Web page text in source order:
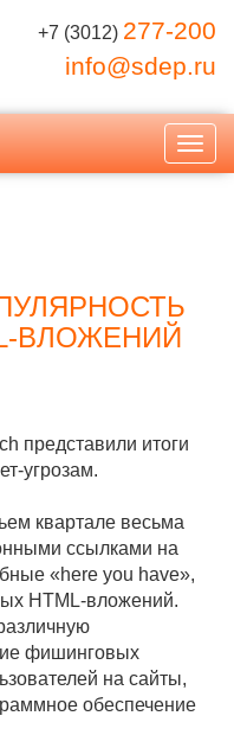
+7 (3012) 277-200
info@sdep.ru
ВЛОЖЕНИЙ
представили итоги
угрозам.
квартале весьма
ссылками на
«here you have»,
HTML-вложений.
фишинговых
на сайты,
обеспечение